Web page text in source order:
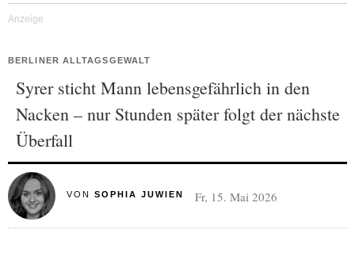
BERLINER ALLTAGSGEWALT
Syrer sticht Mann lebensgefährlich in den
Nacken – nur Stunden später folgt der nächste
Überfall
VON SOPHIA JUWIEN Fr, 15. Mai 2026